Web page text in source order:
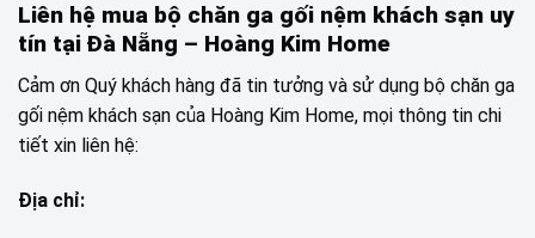
Liên hệ mua bộ chăn ga gối nệm khách sạn uy
tín tại Đà Nẵng – Hoàng Kim Home
Cảm ơn Quý khách hàng đã tin tưởng và sử dụng bộ chăn ga
gối nệm khách sạn của Hoàng Kim Home, mọi thông tin chi
tiết xin liên hệ:
Địa chỉ: